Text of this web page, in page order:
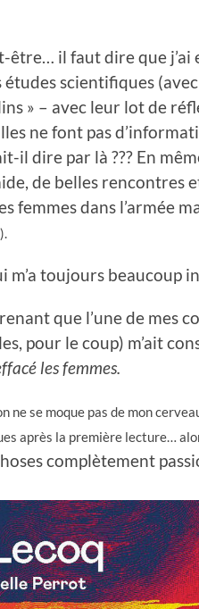
être… il faut dire que j’ai
scientifiques
» – avec leur lot de
ne font pas
il dire par là ??? En
de belles rencontres
femmes dans l’armée
m’a toujours beaucoup
que l’une de mes
pour le coup) m’ait
les femmes.
ne se moque pas de mon
après la première lecture…
complètement